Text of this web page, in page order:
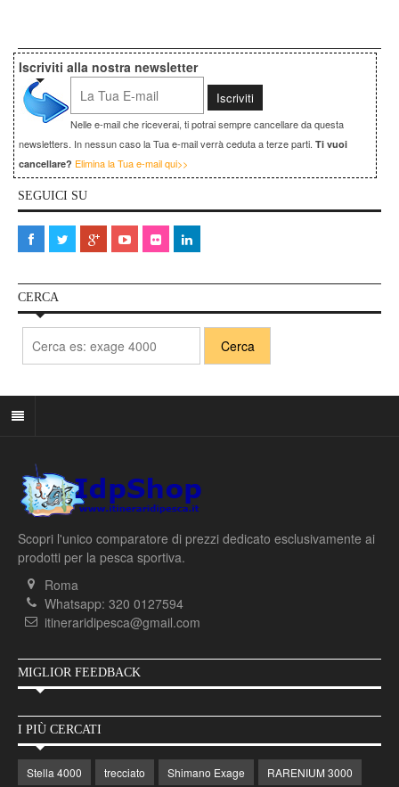
Iscriviti alla nostra newsletter
Nelle e-mail che riceverai, ti potrai sempre cancellare da questa
newsletters. In nessun caso la Tua e-mail verrà ceduta a terze parti. Ti vuoi
cancellare? Elimina la Tua e-mail qui>>
SEGUICI SU
CERCA
Scopri l'unico comparatore di prezzi dedicato esclusivamente ai
prodotti per la pesca sportiva.
Roma
Whatsapp: 320 0127594
itineraridipesca@gmail.com
MIGLIOR FEEDBACK
I PIÙ CERCATI
Stella 4000 trecciato Shimano Exage RARENIUM 3000